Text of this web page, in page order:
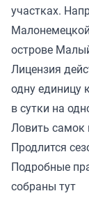
участках.
острове
Лицензия
одну единицу
в сутки на
Ловить самок
Продлится
Подробные
собраны тут